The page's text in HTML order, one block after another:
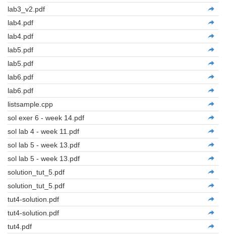
lab3_v2.pdf
lab4.pdf
lab4.pdf
lab5.pdf
lab5.pdf
lab6.pdf
lab6.pdf
listsample.cpp
sol exer 6 - week 14.pdf
sol lab 4 - week 11.pdf
sol lab 5 - week 13.pdf
sol lab 5 - week 13.pdf
solution_tut_5.pdf
solution_tut_5.pdf
tut4-solution.pdf
tut4-solution.pdf
tut4.pdf